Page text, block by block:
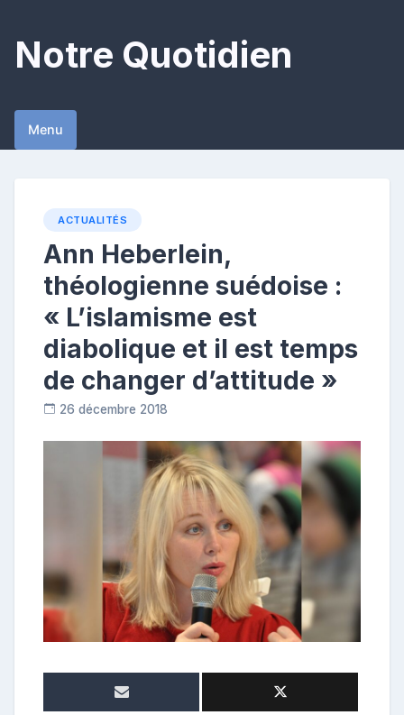
content
Notre Quotidien
Menu
ACTUALITÉS
Ann Heberlein,
théologienne suédoise :
« L’islamisme est
diabolique et il est temps
de changer d’attitude »
26 décembre 2018
o
n
t
i
b
t
c